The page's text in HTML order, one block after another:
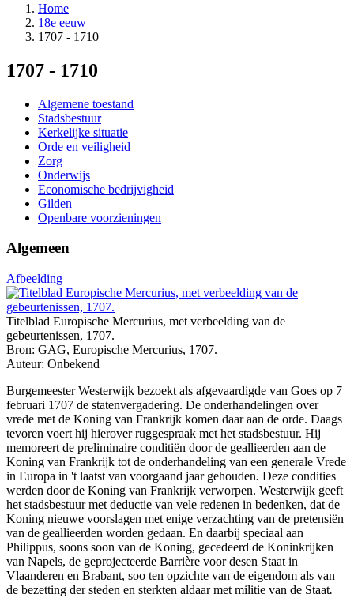
Home
18e eeuw
1707 - 1710
1707 - 1710
Algemene toestand
Stadsbestuur
Kerkelijke situatie
Orde en veiligheid
Zorg
Onderwijs
Economische bedrijvigheid
Gilden
Openbare voorzieningen
Algemeen
Afbeelding
Titelblad Europische Mercurius, met verbeelding van de
gebeurtenissen, 1707.
Bron: GAG, Europische Mercurius, 1707.
Auteur: Onbekend
Burgemeester Westerwijk bezoekt als afgevaardigde van Goes op 7
februari 1707 de statenvergadering. De onderhandelingen over
vrede met de Koning van Frankrijk komen daar aan de orde. Daags
tevoren voert hij hierover ruggespraak met het stadsbestuur. Hij
memoreert de preliminaire conditiën door de geallieerden aan de
Koning van Frankrijk tot de onderhandeling van een generale Vrede
in Europa in 't laatst van voorgaand jaar gehouden. Deze condities
werden door de Koning van Frankrijk verworpen. Westerwijk geeft
het stadsbestuur met deductie van vele redenen in bedenken, dat de
Koning nieuwe voorslagen met enige verzachting van de pretensiën
van de geallieerden worden gedaan. En daarbij speciaal aan
Philippus, soons soon van de Koning, gecedeerd de Koninkrijken
van Napels, de geprojecteerde Barrière voor desen Staat in
Vlaanderen en Brabant, soo ten opzichte van de eigendom als van
de bezetting der steden en sterkten aldaar met militie van de Staat.